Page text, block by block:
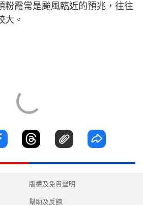
粉霞常是颱風臨近的預兆，往往
大。
版權及免責聲明
幫助及反饋